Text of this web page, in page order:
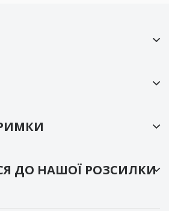
ДО НАШОЇ РОЗСИЛКИ